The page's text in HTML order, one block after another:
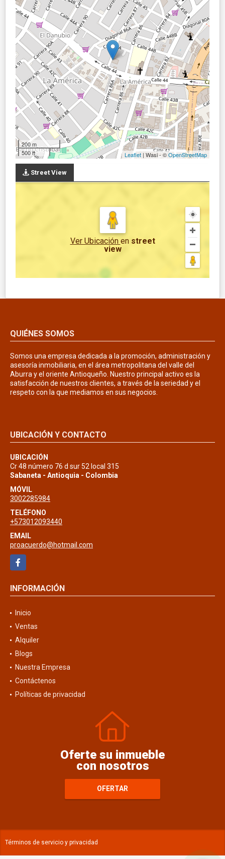
200 m
500 ft
Leaflet | Wasi - ©OpenStreetMap
Street View
Ver Ubicación en street
view
QUIÉNES SOMOS
Somos una empresa dedicada a la promoción, administración y
asesoría inmobiliaria, en el área metropolitana del valle del
Aburra y el oriente Antioqueño. Nuestro principal activo es la
satisfacción de nuestros clientes, a través de la seriedad y el
respeto con la que mediamos en sus negocios.
UBICACIÓN Y CONTACTO
UBICACIÓN
Cr 48 número 76 d sur 52 local 315
Sabaneta - Antioquia - Colombia
MÓVIL
3002285984
TELÉFONO
+573012093440
EMAIL
proacuerdo@hotmail.com
Facebook
INFORMACIÓN
Inicio
Ventas
Alquiler
Blogs
Nuestra Empresa
Contáctenos
Políticas de privacidad
Oferte su inmueble
con nosotros
OFERTAR
Términos de servicio y privacidad